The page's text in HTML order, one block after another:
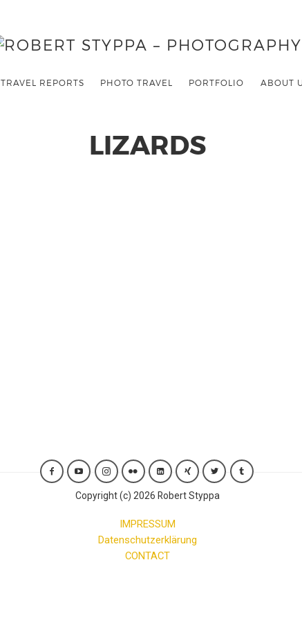
TRAVEL REPORTS PHOTO TRAVEL PORTFOLIO ABOUT
LIZARDS
Copyright (c) 2026 Robert Styppa
IMPRESSUM
Datenschutzerklärung
CONTACT